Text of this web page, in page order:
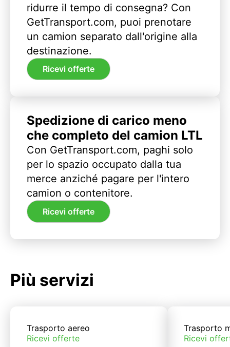
ridurre il tempo di consegna? Con
GetTransport.com, puoi prenotare
un camion separato dall'origine alla
destinazione.
Ricevi offerte
Spedizione di carico meno
che completo del camion LTL
Con GetTransport.com, paghi solo
per lo spazio occupato dalla tua
merce anziché pagare per l'intero
camion o contenitore.
Ricevi offerte
Più servizi
Trasporto aereo
Ricevi offerte
Trasporto
Ricevi